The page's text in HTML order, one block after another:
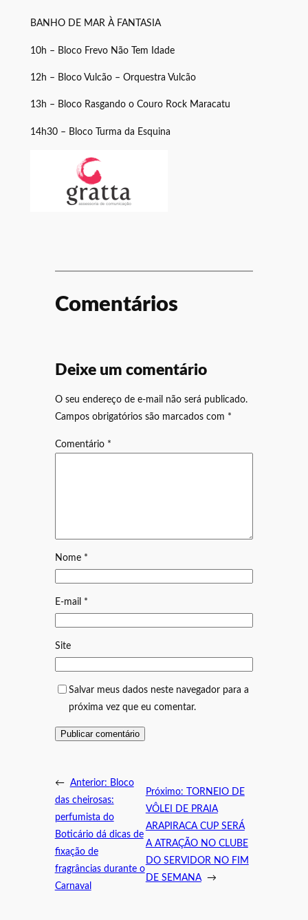
BANHO DE MAR À FANTASIA
10h – Bloco Frevo Não Tem Idade
12h – Bloco Vulcão – Orquestra Vulcão
13h – Bloco Rasgando o Couro Rock Maracatu
14h30 – Bloco Turma da Esquina
Comentários
Deixe um comentário
O seu endereço de e-mail não será publicado.
Campos obrigatórios são marcados com *
Comentário *
Nome *
E-mail *
Site
Salvar meus dados neste navegador para a
próxima vez que eu comentar.
← Anterior: Bloco
das cheirosas:
perfumista do
Boticário dá dicas de
fixação de
fragrâncias durante o
Carnaval
Próximo: TORNEIO DE
VÔLEI DE PRAIA
ARAPIRACA CUP SERÁ
A ATRAÇÃO NO CLUBE
DO SERVIDOR NO FIM
DE SEMANA →